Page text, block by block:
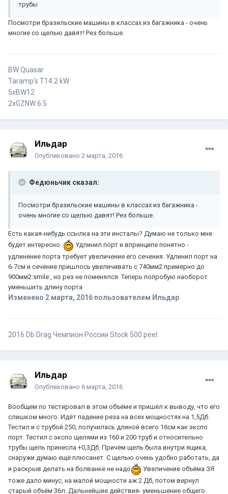
трубы
Посмотри бразильские машины в классах из багажника - очень
многие со щелью давят! Рез больше.
BW Quasar
Taramp's T14.2 kW
5xBW12
2xGZNW 6.5
Ильдар
Опубликовано 2 марта, 2016
Федюньчик сказал:
Посмотри бразильские машины в классах из багажника -
очень многие со щелью давят! Рез больше.
Есть какая-нибудь ссылка на эти инсталы? Думаю не только мне
будет интересно.
Удлинил порт и впринципе понятно -
удлинение порта требует увеличение его сечения. Удлинил порт на
6-7см и сечение пришлось увеличивать с 740мм2 примерно до
900мм2:smile:, но рез не поменялся. Теперь попробую наоборот
уменьшить длину порта
Изменено 2 марта, 2016 пользователем Ильдар
2016 Db Drag Чемпион России Stock 500:peel:
Ильдар
Опубликовано 6 марта, 2016
Вообщем по тестировал в этом объёме и пришёл к выводу, что его
слишком много. Идёт падение реза на всех мощностях на 1,5Дб.
Тестил и с трубой 250, получилась длиной всего 16см как экспо
порт. Тестил с экспо щелями из 160 и 200 труб и относительно
трубы щель принесла +0,3Дб. Причём щель была внутри ящика,
снаружи думаю ещё плюсанет. С щелью очень удобно работать, да
и раскрыв делать на болванке не надо
Увеличение объёма ЗЯ
тоже дало минус, на малой мощности аж 2 Дб, потом вернул
старый объём 36л. Дальнейшие действия- уменьшение общего